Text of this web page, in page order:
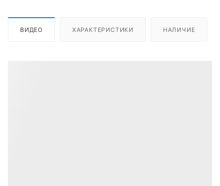
ВИДЕО ХАРАКТЕРИСТИКИ НАЛИЧИЕ